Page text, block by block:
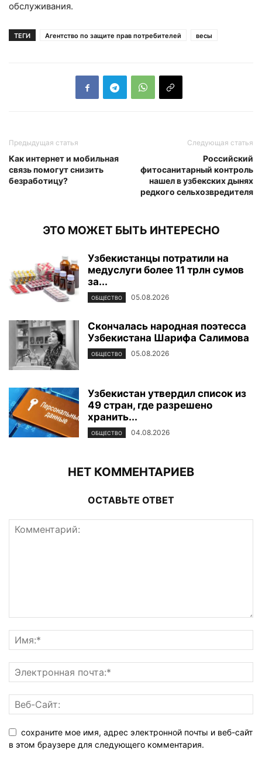
обслуживания.
ТЕГИ Агентство по защите прав потребителей весы
Предыдущая статья
Как интернет и мобильная
связь помогут снизить
безработицу?
Следующая статья
Российский
фитосанитарный контроль
нашел в узбекских дынях
редкого сельхозвредителя
ЭТО МОЖЕТ БЫТЬ ИНТЕРЕСНО
Узбекистанцы потратили на
медуслуги более 11 трлн сумов
за...
ОБЩЕСТВО 05.08.2026
Скончалась народная поэтесса
Узбекистана Шарифа Салимова
ОБЩЕСТВО 05.08.2026
Узбекистан утвердил список из
49 стран, где разрешено
хранить...
ОБЩЕСТВО 04.08.2026
НЕТ КОММЕНТАРИЕВ
ОСТАВЬТЕ ОТВЕТ
сохраните мое имя, адрес электронной почты и веб-сайт
в этом браузере для следующего комментария.